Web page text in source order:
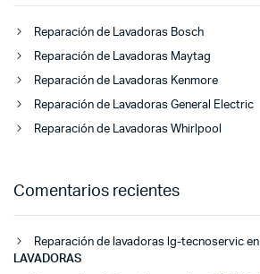
Reparación de Lavadoras Bosch
Reparación de Lavadoras Maytag
Reparación de Lavadoras Kenmore
Reparación de Lavadoras General Electric
Reparación de Lavadoras Whirlpool
Comentarios recientes
Reparación de lavadoras lg-tecnoservicen
LAVADORAS